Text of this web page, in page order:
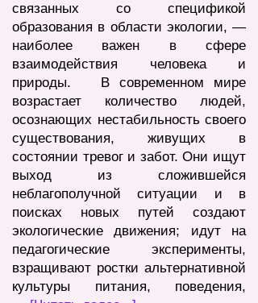
связанных со спецификой
образования в области экологии, —
наиболее важен в сфере
взаимодействия человека и
природы. В современном мире
возрастает количество людей,
осознающих нестабильность своего
существования, живущих в
состоянии тревог и забот. Они ищут
выход из сложившейся
неблагополучной ситуации и в
поисках новых путей создают
экологические движения; идут на
педагогические эксперименты,
взращивают ростки альтернативной
культуры питания, поведения,